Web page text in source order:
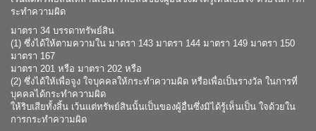
ระทำความผิด
มาตรา 34 บรรดาทรัพย์สิน
(1) ซึ่งได้ให้ตามความใน มาตรา 143 มาตรา 144 มาตรา 149 มาตรา 150
มาตรา 167
มาตรา 201 หรือ มาตรา 202 หรือ
(2) ซึ่งได้ให้เพื่อจูง ใจบุคคลให้กระทำความผิด หรือเพื่อเป็นรางวัล ในการที่
บุคคลได้กระทำความผิด
ให้ริบเสียทั้งสิ้น เว้นแต่ทรัพย์สินนั้นเป็นของผู้อื่นซึ่งมิได้รู้เห็นเป็น ใจด้วยใน
การกระทำความผิด